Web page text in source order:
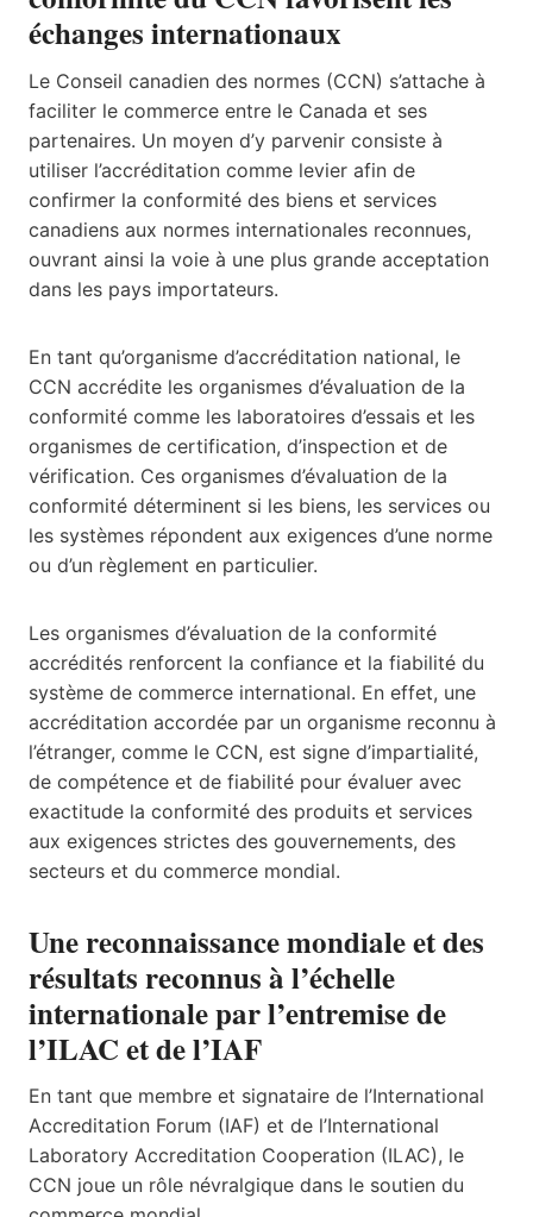
échanges internationaux
Le Conseil canadien des normes (CCN) s’attache à
faciliter le commerce entre le Canada et ses
partenaires. Un moyen d’y parvenir consiste à
utiliser l’accréditation comme levier afin de
confirmer la conformité des biens et services
canadiens aux normes internationales reconnues,
ouvrant ainsi la voie à une plus grande acceptation
dans les pays importateurs.
En tant qu’organisme d’accréditation national, le
CCN accrédite les organismes d’évaluation de la
conformité comme les laboratoires d’essais et les
organismes de certification, d’inspection et de
vérification. Ces organismes d’évaluation de la
conformité déterminent si les biens, les services ou
les systèmes répondent aux exigences d’une norme
ou d’un règlement en particulier.
Les organismes d’évaluation de la conformité
accrédités renforcent la confiance et la fiabilité du
système de commerce international. En effet, une
accréditation accordée par un organisme reconnu à
l’étranger, comme le CCN, est signe d’impartialité,
de compétence et de fiabilité pour évaluer avec
exactitude la conformité des produits et services
aux exigences strictes des gouvernements, des
secteurs et du commerce mondial.
Une reconnaissance mondiale et des
résultats reconnus à l’échelle
internationale par l’entremise de
l’ILAC et de l’IAF
En tant que membre et signataire de l’International
Accreditation Forum (IAF) et de l’International
Laboratory Accreditation Cooperation (ILAC), le
CCN joue un rôle névralgique dans le soutien du